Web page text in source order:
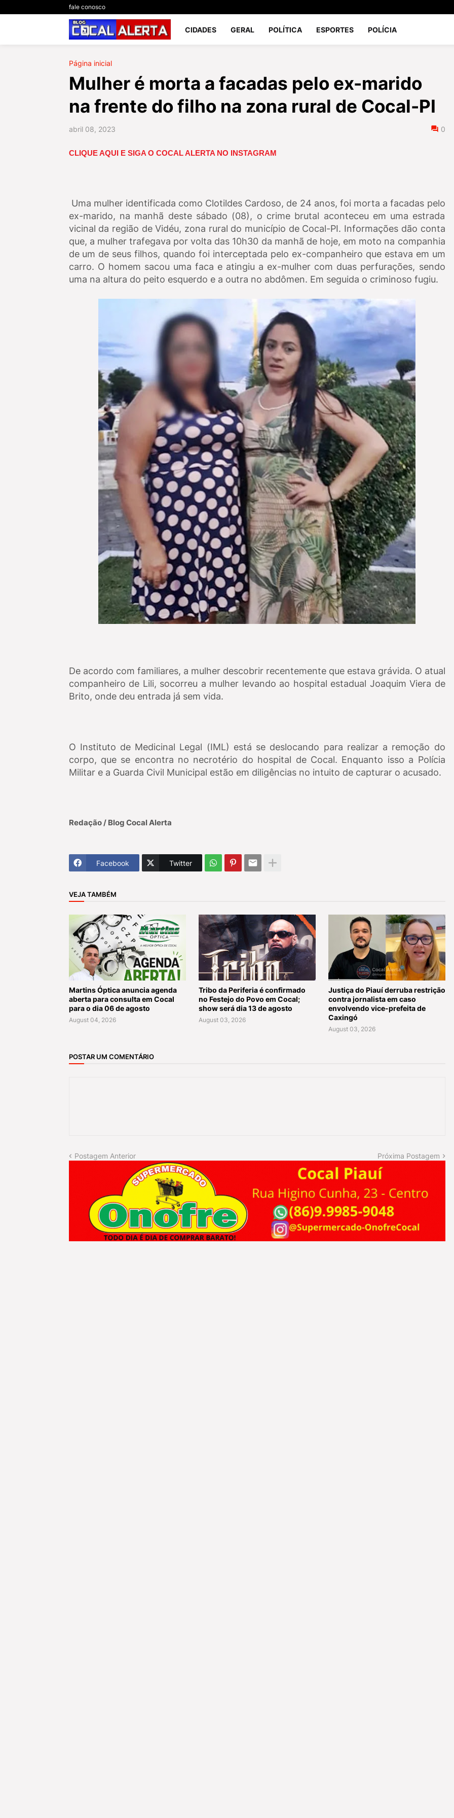
fale conosco
CIDADES GERAL POLÍTICA ESPORTES POLÍCIA
Página inicial
Mulher é morta a facadas pelo ex-marido
na frente do filho na zona rural de Cocal-PI
abril 08, 2023 0
CLIQUE AQUI E SIGA O COCAL ALERTA NO INSTAGRAM
Uma mulher identificada como Clotildes Cardoso, de 24 anos, foi morta a facadas pelo
ex-marido, na manhã deste sábado (08), o crime brutal aconteceu em uma estrada
vicinal da região de Vidéu, zona rural do município de Cocal-PI. Informações dão conta
que, a mulher trafegava por volta das 10h30 da manhã de hoje, em moto na companhia
de um de seus filhos, quando foi interceptada pelo ex-companheiro que estava em um
carro. O homem sacou uma faca e atingiu a ex-mulher com duas perfurações, sendo
uma na altura do peito esquerdo e a outra no abdômen. Em seguida o criminoso fugiu.
De acordo com familiares, a mulher descobrir recentemente que estava grávida. O atual
companheiro de Lili, socorreu a mulher levando ao hospital estadual Joaquim Viera de
Brito, onde deu entrada já sem vida.
O Instituto de Medicinal Legal (IML) está se deslocando para realizar a remoção do
corpo, que se encontra no necrotério do hospital de Cocal. Enquanto isso a Polícia
Militar e a Guarda Civil Municipal estão em diligências no intuito de capturar o acusado.
Redação / Blog Cocal Alerta
Facebook Twitter
VEJA TAMBÉM
Martins Óptica anuncia agenda
aberta para consulta em Cocal
para o dia 06 de agosto
August 04, 2026
Tribo da Periferia é confirmado
no Festejo do Povo em Cocal;
show será dia 13 de agosto
August 03, 2026
Justiça do Piauí derruba restrição
contra jornalista em caso
envolvendo vice-prefeita de
Caxingó
August 03, 2026
POSTAR UM COMENTÁRIO
Postagem Anterior Próxima Postagem